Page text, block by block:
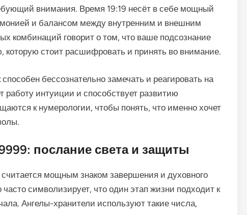
внимания. Время 19:19 несёт в себе мощный
и балансом между внутренним и внешним
комбинаций говорит о том, что ваше подсознание
стоит расшифровать и принять во внимание.
бессознательно замечать и реагировать на
интуиции и способствует развитию
к нумерологии, чтобы понять, что именно хочет
послание света и защиты
мощным знаком завершения и духовного
часто символизирует, что один этап жизни подходит к
Ангелы-хранители используют такие числа,